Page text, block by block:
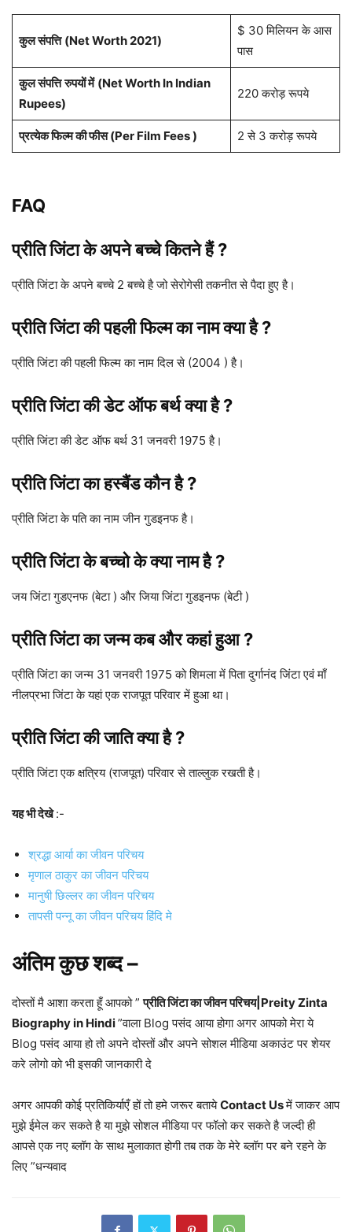
कुल संपत्ति (Net Worth 2021)
$ 30 मिलियन के आस
पास
कुल संपत्ति रुपयों में (Net Worth In Indian
Rupees)
220 करोड़ रूपये
प्रत्येक फिल्म की फीस (Per Film Fees ) 2 से 3 करोड़ रूपये
FAQ
प्रीति जिंटा के अपने बच्चे कितने हैं ?
प्रीति जिंटा के अपने बच्चे 2 बच्चे है जो सेरोगेसी तकनीत से पैदा हुए है।
प्रीति जिंटा की पहली फिल्म का नाम क्या है ?
प्रीति जिंटा की पहली फिल्म का नाम दिल से (2004 ) है।
प्रीति जिंटा की डेट ऑफ बर्थ क्या है ?
प्रीति जिंटा की डेट ऑफ बर्थ 31 जनवरी 1975 है।
प्रीति जिंटा का हस्बैंड कौन है ?
प्रीति जिंटा के पति का नाम जीन गुडइनफ है।
प्रीति जिंटा के बच्चो के क्या नाम है ?
जय जिंटा गुडएनफ (बेटा ) और जिया जिंटा गुडइनफ (बेटी )
प्रीति जिंटा का जन्म कब और कहां हुआ ?
प्रीति जिंटा का जन्म 31 जनवरी 1975 को शिमला में पिता दुर्गानंद जिंटा एवं माँ
नीलप्रभा जिंटा के यहां एक राजपूत परिवार में हुआ था।
प्रीति जिंटाकी जाति क्या है ?
प्रीति जिंटा एक क्षत्रिय (राजपूत) परिवार से ताल्लुक रखती है।
यह भी देखे:-
श्रद्धा आर्या का जीवन परिचय
मृणाल ठाकुर का जीवन परिचय
मानुषी छिल्लर का जीवन परिचय
तापसी पन्नू का जीवन परिचय हिंदि मे
अंतिम कुछ शब्द –
दोस्तों मै आशा करता हूँ आपको ”प्रीति जिंटा का जीवन परिचय|Preity Zinta
Biography in Hindi”वाला Blog पसंद आया होगा अगर आपको मेरा ये
Blog पसंद आया हो तो अपने दोस्तों और अपने सोशल मीडिया अकाउंट पर शेयर
करे लोगो को भी इसकी जानकारी दे
अगर आपकी कोई प्रतिकिर्याएँ हों तो हमे जरूर बतायेContact Usमें जाकर आप
मुझे ईमेल कर सकते है या मुझे सोशल मीडिया पर फॉलो कर सकते है जल्दी ही
आपसे एक नए ब्लॉग के साथ मुलाकात होगी तब तक के मेरे ब्लॉग पर बने रहने के
लिए ”धन्यवाद